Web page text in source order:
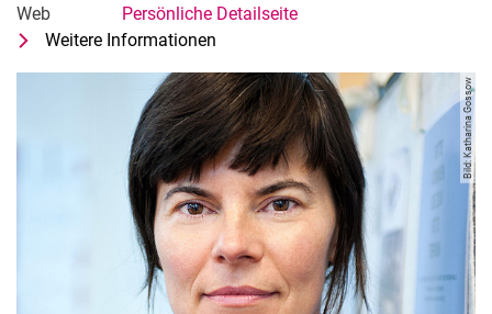
Web
Persönliche Detailseite
Weitere Informationen
Bild: Katharina Gossow